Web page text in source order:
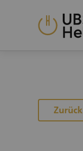
Zurück